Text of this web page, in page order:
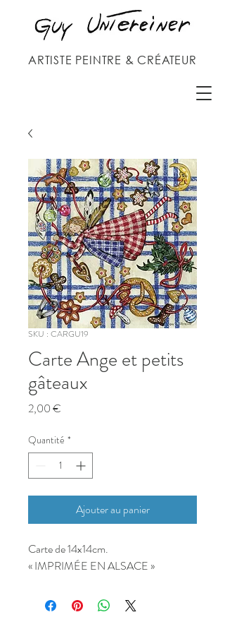
ARTISTE PEINTRE & CRÉATEUR
SKU : CARGU19
Carte Ange et petits
gâteaux
2,00 €
Quantité *
Ajouter au panier
Carte de 14x14cm.
« IMPRIMÉE EN ALSACE »